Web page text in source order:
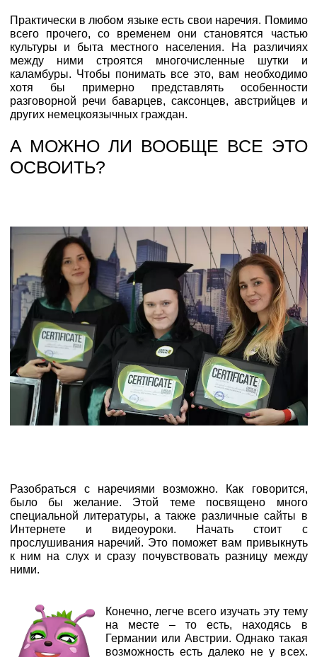
Практически в любом языке есть свои наречия. Помимо
всего прочего, со временем они становятся частью
культуры и быта местного населения. На различиях
между ними строятся многочисленные шутки и
каламбуры. Чтобы понимать все это, вам необходимо
хотя бы примерно представлять особенности
разговорной речи баварцев, саксонцев, австрийцев и
других немецкоязычных граждан.
А МОЖНО ЛИ ВООБЩЕ ВСЕ ЭТО
ОСВОИТЬ?
Разобраться с наречиями возможно. Как говорится,
было бы желание. Этой теме посвящено много
специальной литературы, а также различные сайты в
Интернете и видеоуроки. Начать стоит с
прослушивания наречий. Это поможет вам привыкнуть
к ним на слух и сразу почувствовать разницу между
ними.
Конечно, легче всего изучать эту тему
на месте – то есть, находясь в
Германии или Австрии. Однако такая
возможность есть далеко не у всех.